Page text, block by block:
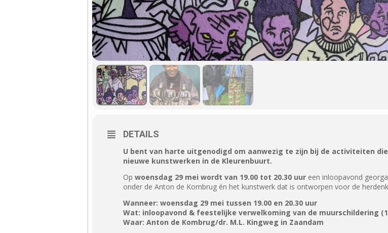
DETAILS
U bent van harte uitgenodigd om aanwezig te zijn bij de activiteiten
nieuwe kunstwerken in de Kleurenbuurt.
Op woensdag 29 mei wordt van 19.00 tot 20.30 uur een inloopavond
onder de Anton de Kombrug én het kunstwerk dat is ontworpen voor de
Wanneer: woensdag 29 mei tussen 19.00 en 20.30 uur
Wat: inloopavond & feestelijke verwelkoming van de muurschildering
Waar: Anton de Kombrug/dr. M.L. Kingweg in Zaandam